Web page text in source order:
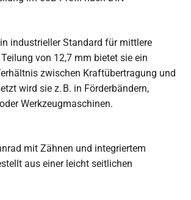
industrieller Standard für mittlere
von 12,7 mm bietet sie ein
zwischen Kraftübertragung und
wird sie z. B. in Förderbändern,
Werkzeugmaschinen.